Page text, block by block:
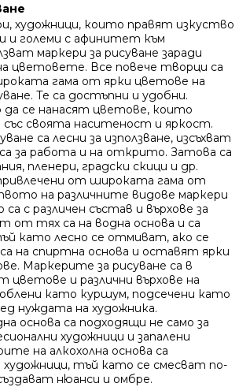
художници, които правят изкуство
и големи с афинитет към
маркери за рисуване заради
цветовете. Все повече творци са
гама от ярки цветове на
Те са достъпни и удобни.
да се нанасят цветове, които
със своята наситеност и яркост.
са лесни за използване, изсъхват
за работа и на открито. Затова са
пленери, градски скици и др.
от широката гама от
на различните видове маркери
с различен състав и върхове за
от тях са на водна основа и са
като лесно се отмиват, ако се
на спиртна основа и оставят ярки
Маркерите за рисуване са в
цветове и различни върхове на
като куршум, подсечени като
нуждата на художника.
основа са подходящи не само за
художници и запалени
на алкохолна основа са
тъй като се смесват по-
нюанси и омбре.